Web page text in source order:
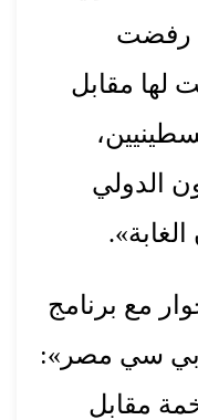
رفضت
لها مقابل
الدولي
مع برنامج
بي سي مصر»:
ضخمة مقابل